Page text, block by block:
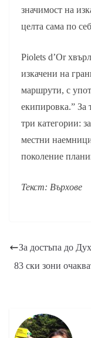
значимост на
целта сама по
Piolets d’Or
изкачени на
маршрути, с
екипировка.” За
три категории:
местни
поколение
Текст: Върхове
За достъпа до
83 ски зони